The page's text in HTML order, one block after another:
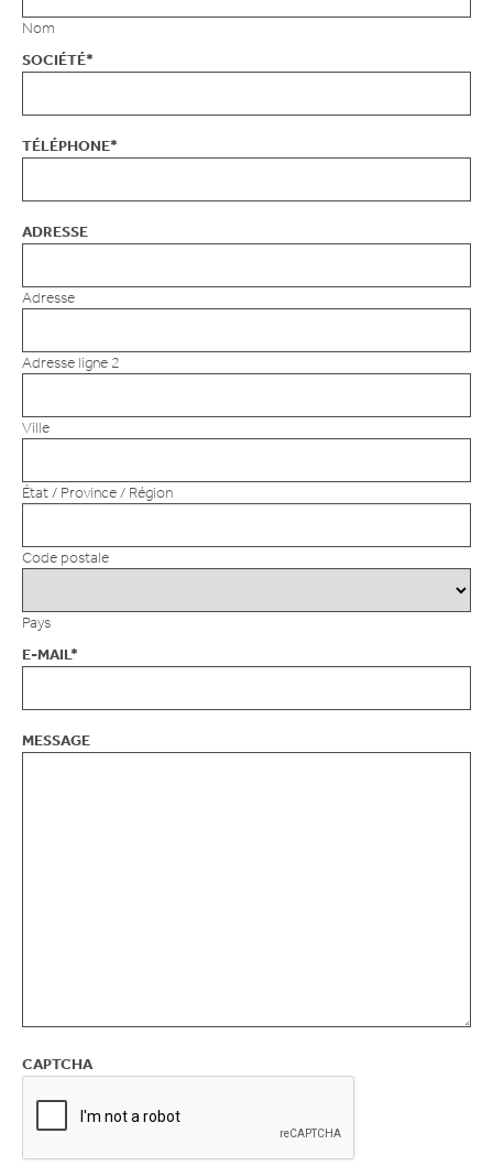
Nom
SOCIÉTÉ*
TÉLÉPHONE*
ADRESSE
Adresse
Adresse ligne 2
Ville
État / Province / Région
Code postale
Pays
E-MAIL*
MESSAGE
CAPTCHA